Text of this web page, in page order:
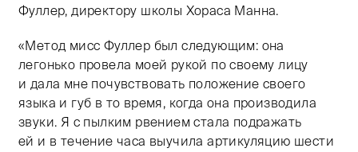
Фуллер, директору школы Хораса Манна.
«Метод мисс Фуллер был следующим: она
легонько провела моей рукой по своему лицу
и дала мне почувствовать положение своего
языка и губ в то время, когда она производила
звуки. Я с пылким рвением стала подражать
ей и в течение часа выучила артикуляцию шести